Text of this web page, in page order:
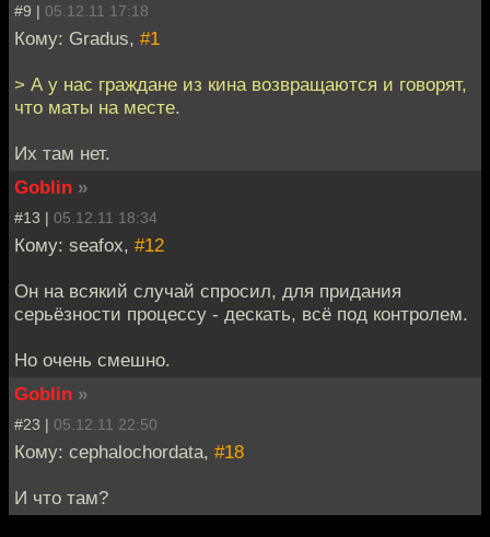
#9 | 05.12.11 17:18
Кому: Gradus, #1
> А у нас граждане из кина возвращаются и говорят,
что маты на месте.
Их там нет.
Goblin »
#13 | 05.12.11 18:34
Кому: seafox, #12
Он на всякий случай спросил, для придания
серьёзности процессу - дескать, всё под контролем.
Но очень смешно.
Goblin »
#23 | 05.12.11 22:50
Кому: cephalochordata, #18
И что там?